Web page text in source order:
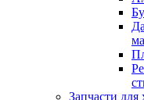
Запчасти для